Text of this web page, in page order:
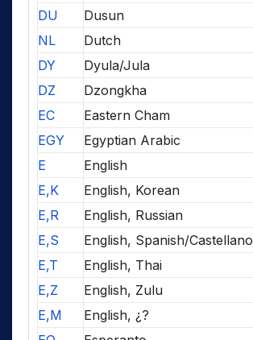
DU
Dusun
NL
Dutch
DY
Dyula/Jula
DZ
Dzongkha
EC
Eastern Cham
EGY
Egyptian Arabic
E
English
E,K
English, Korean
E,R
English, Russian
E,S
English, Spanish/Castellano
E,T
English, Thai
E,Z
English, Zulu
E,M
English, ¿?